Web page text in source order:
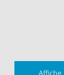
Affiche